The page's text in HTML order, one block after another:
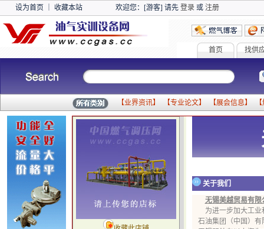
设为首页 收藏本站 欢迎您：[游客] 请先 登录或 注册
首页 找供
【业界资讯】 【专业论文】 【展会信息】 【
关于我们
无锡美越贸易有限
为进一步加大工业
石油集团（中国）